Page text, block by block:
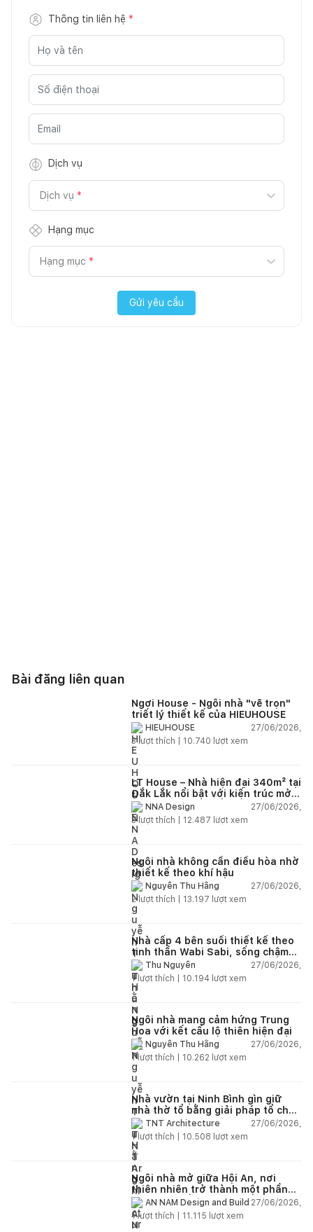
Thông tin liên hệ *
Dịch vụ
Dịch vụ *
Hạng mục
Hạng mục *
Gửi yêu cầu
Bài đăng liên quan
Ngơi House - Ngôi nhà "vẽ trọn"
triết lý thiết kế của HIEUHOUSE
HIEUHOUSE
27/06/2026,
3lượt thích | 10.740 lượt xem
LT House – Nhà hiện đại 340m² tại
Đắk Lắk nổi bật với kiến trúc mở
và hệ sân vườn kết nối thiên
nhiên
NNA Design
27/06/2026,
3lượt thích | 12.487 lượt xem
Ngôi nhà không cần điều hòa nhờ
thiết kế theo khí hậu
Nguyễn Thu Hằng
27/06/2026,
2lượt thích | 13.197 lượt xem
Nhà cấp 4 bên suối thiết kế theo
tinh thần Wabi Sabi, sống chậm
giữa thiên nhiên
Thu Nguyễn
27/06/2026,
1lượt thích | 10.194 lượt xem
Ngôi nhà mang cảm hứng Trung
Hoa với kết cấu lộ thiên hiện đại
Nguyễn Thu Hằng
27/06/2026,
1lượt thích | 10.262 lượt xem
Nhà vườn tại Ninh Bình gìn giữ
nhà thờ tổ bằng giải pháp tổ chức
lại không gian
TNT Architecture
27/06/2026,
1lượt thích | 10.508 lượt xem
Ngôi nhà mở giữa Hội An, nơi
thiên nhiên trở thành một phần
của cuộc sống
AN NAM Design and Build 27/06/2026,
1lượt thích | 11.115 lượt xem